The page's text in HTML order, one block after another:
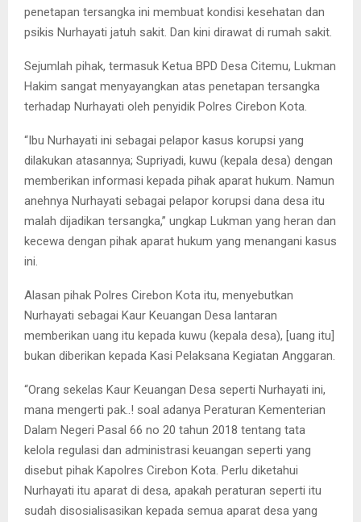
penetapan tersangka ini membuat kondisi kesehatan dan
psikis Nurhayati jatuh sakit. Dan kini dirawat di rumah sakit.
Sejumlah pihak, termasuk Ketua BPD Desa Citemu, Lukman
Hakim sangat menyayangkan atas penetapan tersangka
terhadap Nurhayati oleh penyidik Polres Cirebon Kota.
“Ibu Nurhayati ini sebagai pelapor kasus korupsi yang
dilakukan atasannya; Supriyadi, kuwu (kepala desa) dengan
memberikan informasi kepada pihak aparat hukum. Namun
anehnya Nurhayati sebagai pelapor korupsi dana desa itu
malah dijadikan tersangka,” ungkap Lukman yang heran dan
kecewa dengan pihak aparat hukum yang menangani kasus
ini.
Alasan pihak Polres Cirebon Kota itu, menyebutkan
Nurhayati sebagai Kaur Keuangan Desa lantaran
memberikan uang itu kepada kuwu (kepala desa), [uang itu]
bukan diberikan kepada Kasi Pelaksana Kegiatan Anggaran.
“Orang sekelas Kaur Keuangan Desa seperti Nurhayati ini,
mana mengerti pak..! soal adanya Peraturan Kementerian
Dalam Negeri Pasal 66 no 20 tahun 2018 tentang tata
kelola regulasi dan administrasi keuangan seperti yang
disebut pihak Kapolres Cirebon Kota. Perlu diketahui
Nurhayati itu aparat di desa, apakah peraturan seperti itu
sudah disosialisasikan kepada semua aparat desa yang